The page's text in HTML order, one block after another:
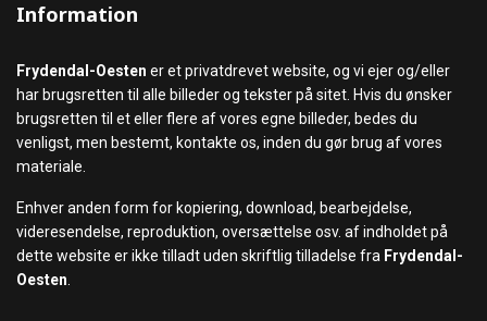
Information
Frydendal-Oesten er et privatdrevet website, og vi ejer og/eller
har brugsretten til alle billeder og tekster på sitet. Hvis du ønsker
brugsretten til et eller flere af vores egne billeder, bedes du
venligst, men bestemt, kontakte os, inden du gør brug af vores
materiale.
Enhver anden form for kopiering, download, bearbejdelse,
videresendelse, reproduktion, oversættelse osv. af indholdet på
dette website er ikke tilladt uden skriftlig tilladelse fra Frydendal-
Oesten